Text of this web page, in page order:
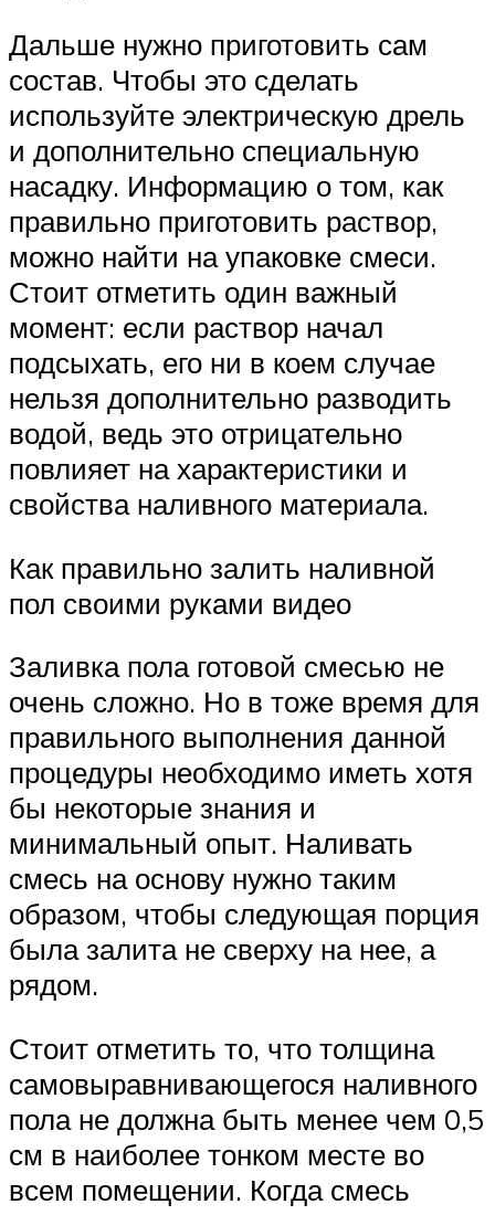
Дальше нужно приготовить сам
состав. Чтобы это сделать
используйте электрическую дрель
и дополнительно специальную
насадку. Информацию о том, как
правильно приготовить раствор,
можно найти на упаковке смеси.
Стоит отметить один важный
момент: если раствор начал
подсыхать, его ни в коем случае
нельзя дополнительно разводить
водой, ведь это отрицательно
повлияет на характеристики и
свойства наливного материала.
Как правильно залить наливной
пол своими руками видео
Заливка пола готовой смесью не
очень сложно. Но в тоже время для
правильного выполнения данной
процедуры необходимо иметь хотя
бы некоторые знания и
минимальный опыт. Наливать
смесь на основу нужно таким
образом, чтобы следующая порция
была залита не сверху на нее, а
рядом.
Стоит отметить то, что толщина
самовыравнивающегося наливного
пола не должна быть менее чем 0,5
см в наиболее тонком месте во
всем помещении. Когда смесь